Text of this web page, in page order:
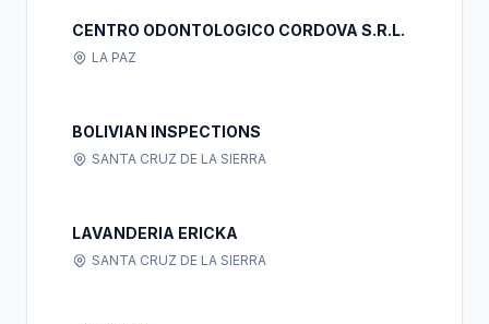
CENTRO ODONTOLOGICO CORDOVA S.R.L.
LA PAZ
BOLIVIAN INSPECTIONS
SANTA CRUZ DE LA SIERRA
LAVANDERIA ERICKA
SANTA CRUZ DE LA SIERRA